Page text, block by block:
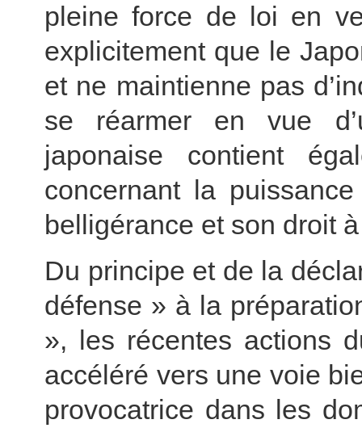
pleine force de loi en
explicitement que le
et ne maintienne pas
se réarmer en vue
japonaise contient
concernant la
belligérance et son droit
Du principe et de la
défense » à la
», les récentes actions
accéléré vers une voie
provocatrice dans les